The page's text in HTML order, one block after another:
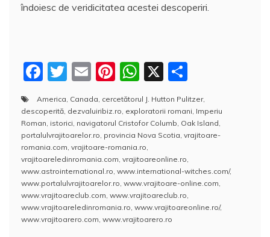
îndoiesc de veridicitatea acestei descoperiri.
F
c
e
b
o
o
k
T
w
itt
er
E
m
ai
l
Pi
nt
er
e
st
W
h
at
s
A
p
p
X
a
rt
aj
a
z
ă
America Canada cercetătorul J. Hutton Pulitzer,
descoperită dezvaluiribiz.ro exploratorii romani Imperiu
Roman istorici navigatorul Cristofor Columb Oak Island
portalulvrajitoarelor.ro provincia Nova Scotia vrajitoare-
romania.com vrajitoare-romania.ro
vrajitoareledinromania.com vrajitoareonline.ro
www.astrointernational.ro www.international-witches.com/,
www.portalulvrajitoarelor.ro www.vrajitoare-online.com
www.vrajitoareclub.com www.vrajitoareclub.ro
www.vrajitoareledinromania.ro www.vrajitoareonline.ro/,
www.vrajitoarero.com www.vrajitoarero.ro